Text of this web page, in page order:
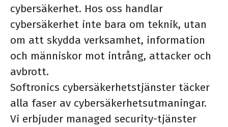
cybersäkerhet. Hos oss handlar
cybersäkerhet inte bara om teknik, utan
om att skydda verksamhet, information
och människor mot intrång, attacker och
avbrott.
Softronics cybersäkerhetstjänster täcker
alla faser av cybersäkerhetsutmaningar.
Vi erbjuder managed security-tjänster